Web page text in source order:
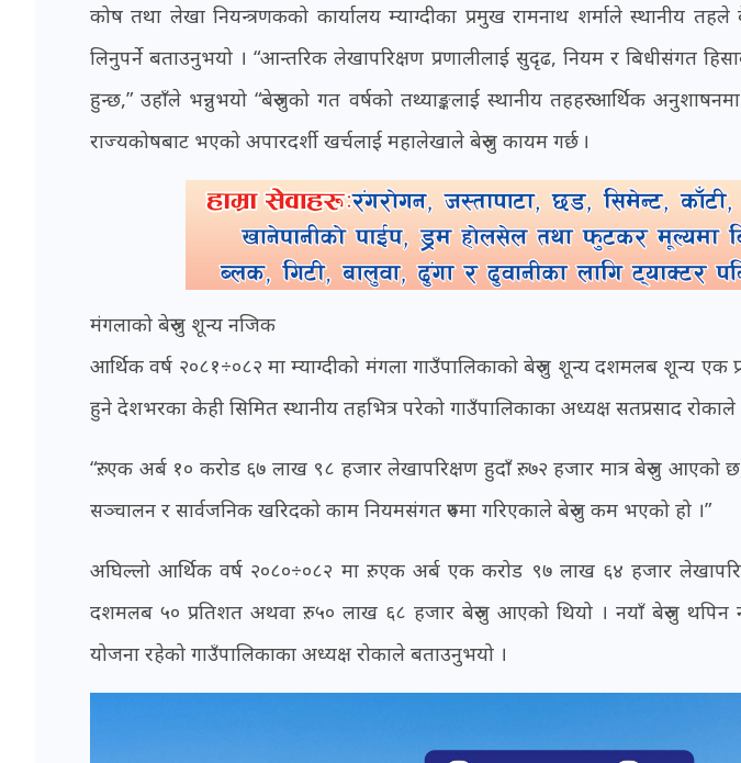
कोष तथा लेखा नियन्त्रणकको कार्यालय म्याग्दीका प्रमुख रामनाथ शर्माले स्थानीय तहले
लिनुपर्ने बताउनुभयो । “आन्तरिक लेखापरिक्षण प्रणालीलाई सुदृढ, नियम र बिधीसंगत
हुन्छ,” उहाँले भन्नुभयो “बेरुजुको गत वर्षको तथ्याङ्कलाई स्थानीय तहहरु आर्थिक
राज्यकोषबाट भएको अपारदर्शी खर्चलाई महालेखाले बेरुजु कायम गर्छ ।
मंगलाको बेरुजु शून्य नजिक
आर्थिक वर्ष २०८१÷०८२ मा म्याग्दीको मंगला गाउँपालिकाको बेरुजु शून्य दशमलब शून्य एक
हुने देशभरका केही सिमित स्थानीय तहभित्र परेको गाउँपालिकाका अध्यक्ष सतप्रसाद रोकाले
“रु. एक अर्ब १० करोड ६७ लाख ९८ हजार लेखापरिक्षण हुदाँ रु. ७२ हजार मात्र बेरुजु आएको
सञ्चालन र सार्वजनिक खरिदको काम नियमसंगत रुपमा गरिएकाले बेरुजु कम भएको हो ।”
अघिल्लो आर्थिक वर्ष २०८०÷०८२ मा रु. एक अर्ब एक करोड ९७ लाख ६४ हजार
दशमलब ५० प्रतिशत अथवा रु. ५० लाख ६८ हजार बेरुजु आएको थियो । नयाँ बेरुजु थपिन
योजना रहेको गाउँपालिकाका अध्यक्ष रोकाले बताउनुभयो ।